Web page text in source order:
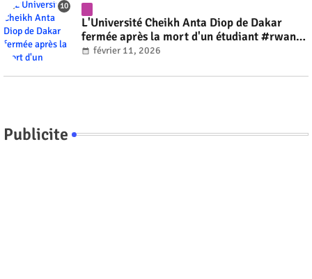
L'Université Cheikh Anta Diop de Dakar
fermée après la mort d'un étudiant #rwanda
#RwOT
février 11, 2026
Publicite